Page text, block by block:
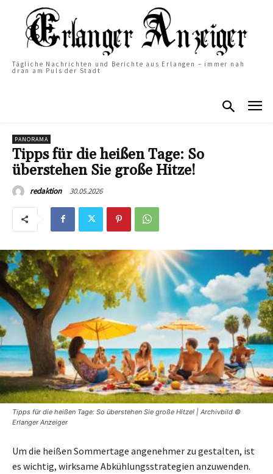
Tägliche Nachrichten und Berichte aus Erlangen – immer nah
dran am Puls der Stadt
PANORAMA
Tipps für die heißen Tage: So
überstehen Sie große Hitze!
redaktion 30.05.2026
Tipps für die heißen Tage: So überstehen Sie große Hitze! | Archivbild ©
Erlanger Anzeiger
Um die heißen Sommertage angenehmer zu gestalten, ist
es wichtig, wirksame Abkühlungsstrategien anzuwenden.